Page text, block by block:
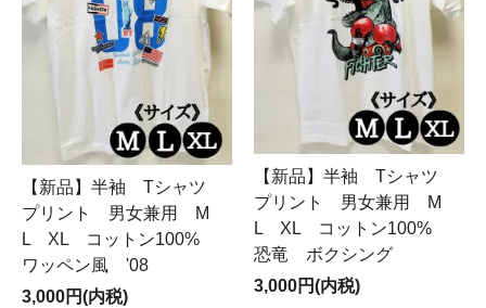
【新品】半袖 Tシャツ
プリント 男女兼用 M
L XL コットン100%
ワッペン風 '08
3,000円(内税)
【新品】半袖 Tシャツ
プリント 男女兼用 M
L XL コットン100%
恐竜 ボクシング
3,000円(内税)